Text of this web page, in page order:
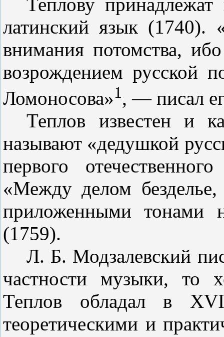
Теплову
латин­ский язык (1740).
внимания по­томства,
возрождением рус­ской
Ломоносова»1, — писал
Теплов известен и
называют «дедушкой
первого
«Между делом
приложенными тонами
(1759).
Л. Б. Модзалевский
част­ности музыки, то
Теплов обладал в
теоретическими и